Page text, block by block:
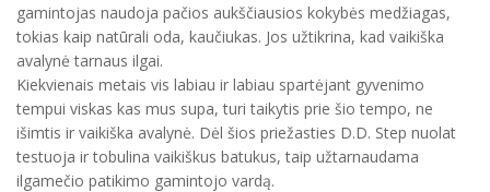
gamintojas naudoja pačios aukščiausios kokybės medžiagas,
tokias kaip natūrali oda, kaučiukas. Jos užtikrina, kad vaikiška
avalynė tarnaus ilgai.
Kiekvienais metais vis labiau ir labiau spartėjant gyvenimo
tempui viskas kas mus supa, turi taikytis prie šio tempo, ne
išimtis ir vaikiška avalynė. Dėl šios priežasties D.D. Step nuolat
testuoja ir tobulina vaikiškus batukus, taip užtarnaudama
ilgamečio patikimo gamintojo vardą.